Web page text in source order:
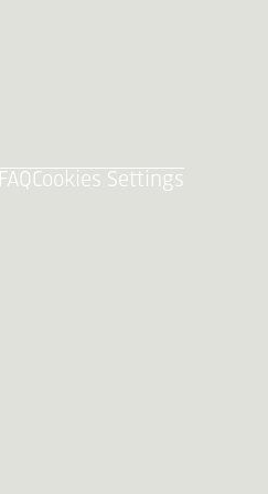
FAQCookies Settings